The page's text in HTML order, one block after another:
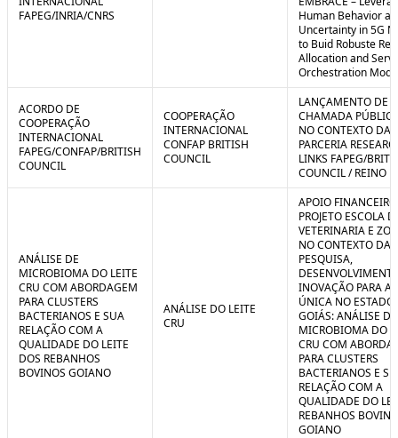
FAPEG/INRIA/CNRS
Human Behavior
Uncertainty in 5G
to Buid Robuste
Allocation and
Orchestration
ACORDO DE
COOPERAÇÃO
INTERNACIONAL
FAPEG/CONFAP/BRITISH
COUNCIL
COOPERAÇÃO
INTERNACIONAL
CONFAP BRITISH
COUNCIL
LANÇAMENTO DE
CHAMADA
NO CONTEXTO DA
PARCERIA
LINKS FAPEG/
COUNCIL / REINO
ANÁLISE DE
MICROBIOMA DO LEITE
CRU COM ABORDAGEM
PARA CLUSTERS
BACTERIANOS E SUA
RELAÇÃO COM A
QUALIDADE DO LEITE
DOS REBANHOS
BOVINOS GOIANO
ANÁLISE DO LEITE
CRU
APOIO
PROJETO ESCOLA
VETERINARIA E
NO CONTEXTO DA
PESQUISA,
INOVAÇÃO PARA A
ÚNICA NO ESTADO
GOIÁS: ANÁLISE DE
MICROBIOMA DO
CRU COM
PARA CLUSTERS
BACTERIANOS E
RELAÇÃO COM A
QUALIDADE DO
REBANHOS
GOIANO